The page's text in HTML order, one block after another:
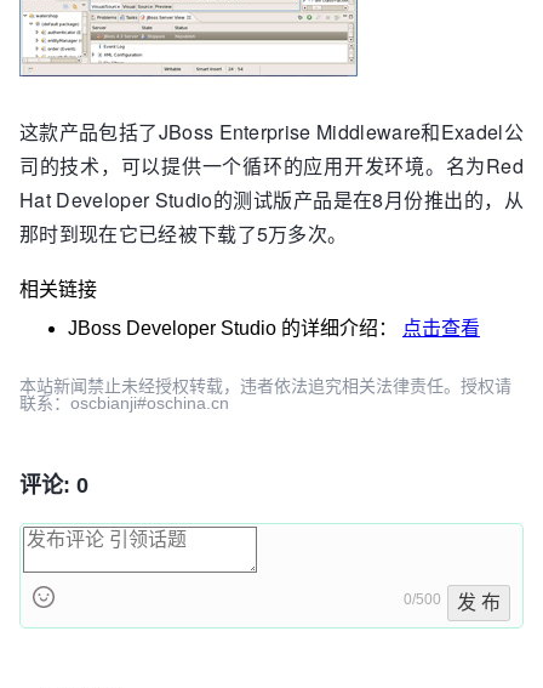
这款产品包括了JBoss Enterprise Middleware和Exadel公
司的技术，可以提供一个循环的应用开发环境。名为Red
Hat Developer Studio的测试版产品是在8月份推出的，从
那时到现在它已经被下载了5万多次。
相关链接
JBoss Developer Studio 的详细介绍： 点击查看
本站新闻禁止未经授权转载，违者依法追究相关法律责任。授权请
联系：oscbianji#oschina.cn
评论: 0
0/500 发 布